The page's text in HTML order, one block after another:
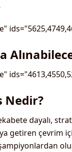
Nedir?
dayalı,
getiren çevrim